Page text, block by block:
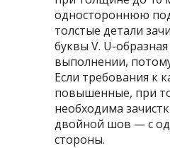
одностороннюю
толстые детали
буквы V. U-
выполнении,
Если требования к
повышенные, при
необходима
двойной шов — с
стороны.